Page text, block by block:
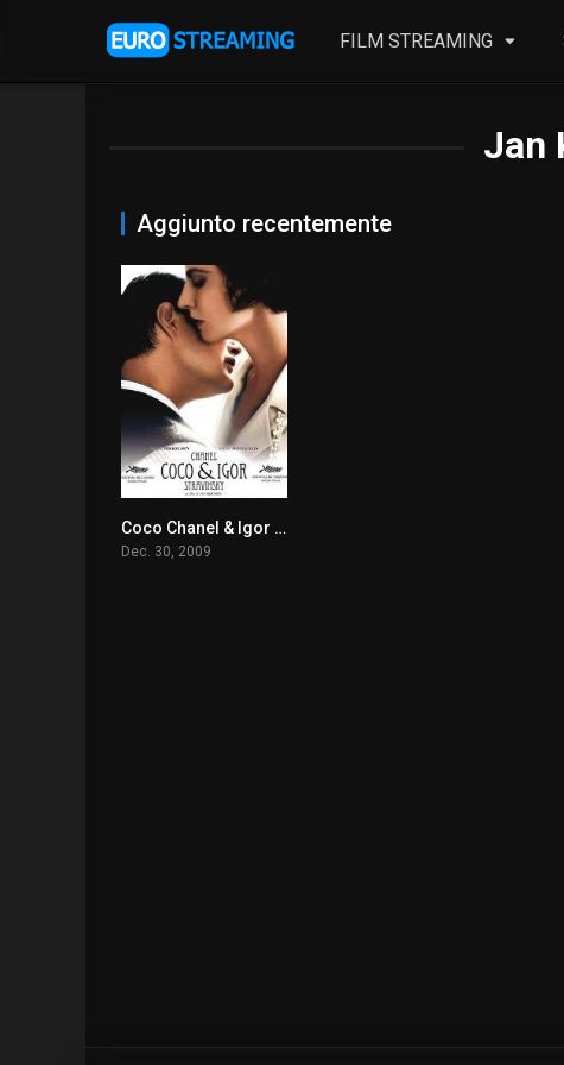
FILM STREAMING
Jan
Aggiunto recentemente
6.4Coco Chanel & Igor Stravinsky
Dec. 30, 2009